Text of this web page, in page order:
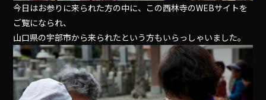
今日はお参りに来られた方の中に、この西林寺のWEBサイトを
ご覧になられ、
山口県の宇部市から来られたという方もいらっしゃいました。